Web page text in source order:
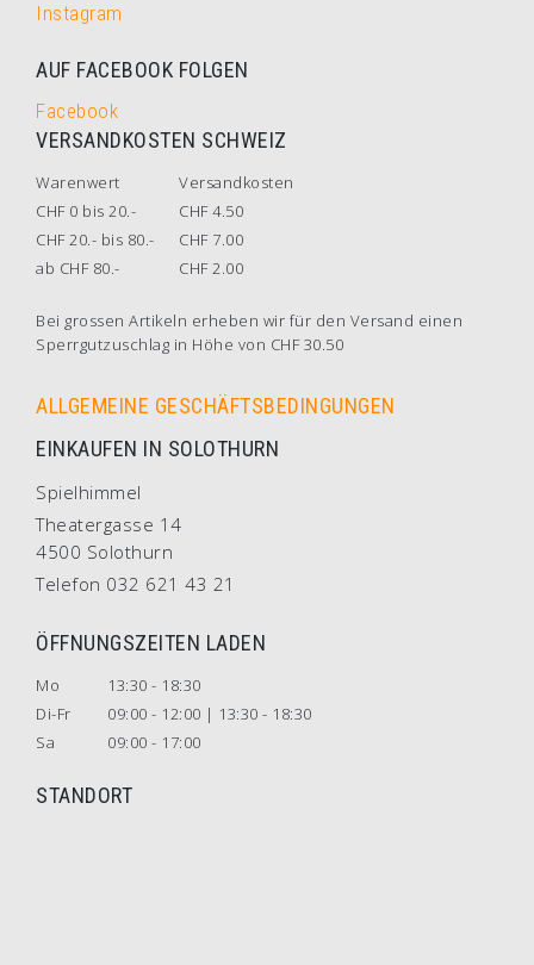
Instagram
AUF FACEBOOK FOLGEN
Facebook
VERSANDKOSTEN SCHWEIZ
Warenwert
Versandkosten
CHF 0 bis 20.-
CHF 4.50
CHF 20.- bis 80.-
CHF 7.00
ab CHF 80.-
CHF 2.00
Bei grossen Artikeln erheben wir für den Versand einen
Sperrgutzuschlag in Höhe von CHF 30.50
ALLGEMEINE GESCHÄFTSBEDINGUNGEN
EINKAUFEN IN SOLOTHURN
Spielhimmel
Theatergasse 14
4500 Solothurn
Telefon 032 621 43 21
ÖFFNUNGSZEITEN LADEN
Mo
13:30 - 18:30
Di-Fr
09:00 - 12:00 | 13:30 - 18:30
Sa
09:00 - 17:00
STANDORT